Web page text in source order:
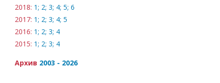
2018: 1; 2; 3; 4; 5; 6
2017: 1; 2; 3; 4; 5
2016: 1; 2; 3; 4
2015: 1; 2; 3; 4
Архив 2003 - 2026